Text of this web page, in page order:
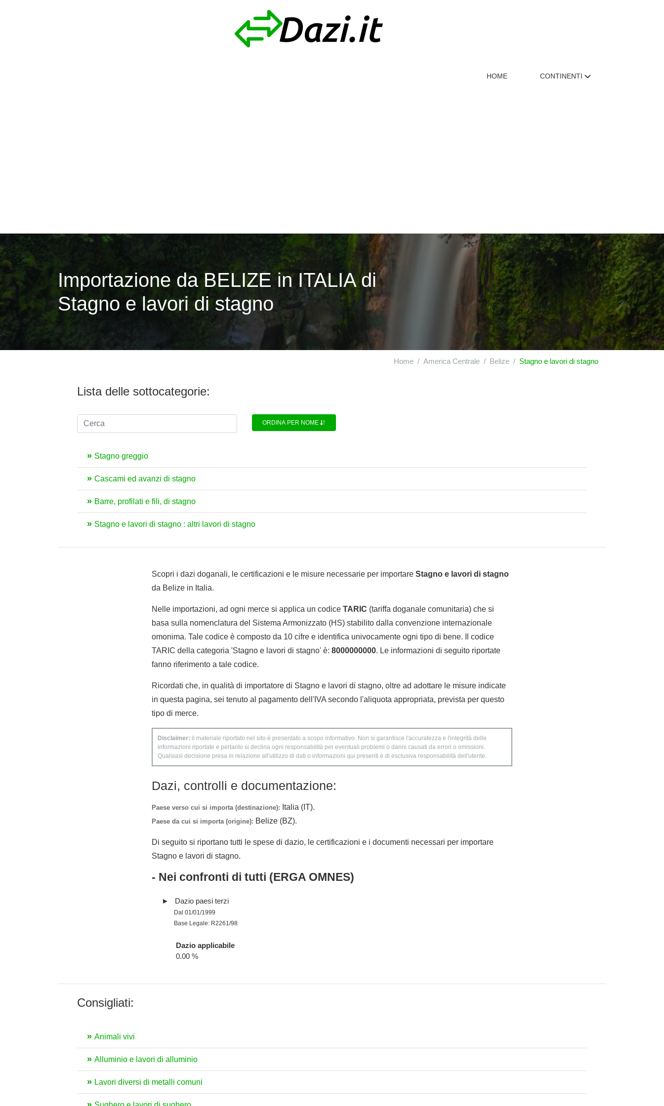
HOME CONTINENTI
Importazione da BELIZE in ITALIA di
Stagno e lavori di stagno
Home America Centrale Belize Stagno e lavori di stagno
Lista delle sottocategorie:
ORDINA PER NOME
Stagno greggio
Cascami ed avanzi di stagno
Barre, profilati e fili, di stagno
Stagno e lavori di stagno : altri lavori di stagno
Scopri i dazi doganali, le certificazioni e le misure necessarie per importare Stagno e lavori di stagno
da Belize in Italia.
Nelle importazioni, ad ogni merce si applica un codice TARIC (tariffa doganale comunitaria) che si
basa sulla nomenclatura del Sistema Armonizzato (HS) stabilito dalla convenzione internazionale
omonima. Tale codice è composto da 10 cifre e identifica univocamente ogni tipo di bene. Il codice
TARIC della categoria 'Stagno e lavori di stagno' è: 8000000000. Le informazioni di seguito riportate
fanno riferimento a tale codice.
Ricordati che, in qualità di importatore di Stagno e lavori di stagno, oltre ad adottare le misure indicate
in questa pagina, sei tenuto al pagamento dell'IVA secondo l'aliquota appropriata, prevista per questo
tipo di merce.
Disclaimer: il materiale riportato nel sito è presentato a scopo informativo. Non si garantisce l'accuratezza e l'integrità delle
informazioni riportate e pertanto si declina ogni responsabilità per eventuali problemi o danni causati da errori o omissioni.
Qualsiasi decisione presa in relazione all'utilizzo di dati o informazioni qui presenti è di esclusiva responsabilità dell'utente.
Dazi, controlli e documentazione:
Paese verso cui si importa (destinazione): Italia (IT).
Paese da cui si importa (origine): Belize (BZ).
Di seguito si riportano tutti le spese di dazio, le certificazioni e i documenti necessari per importare
Stagno e lavori di stagno.
- Nei confronti di tutti (ERGA OMNES)
Dazio paesi terzi
Dal 01/01/1999
Base Legale: R2261/98
Dazio applicabile
0.00 %
Consigliati:
Animali vivi
Alluminio e lavori di alluminio
Lavori diversi di metalli comuni